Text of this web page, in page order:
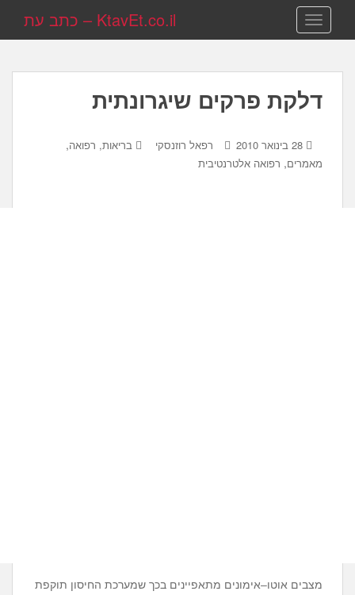
TOGGLE NAVIGATION KtavEt.co.il – כתב עת
דלקת פרקים שיגרונתית
28 בינואר 2010 רפאל רוזנסקי בריאות, רפואה,
מאמרים, רפואה אלטרנטיבית
מצבים אוטו–אימונים מתאפיינים בכך שמערכת החיסון תוקפת